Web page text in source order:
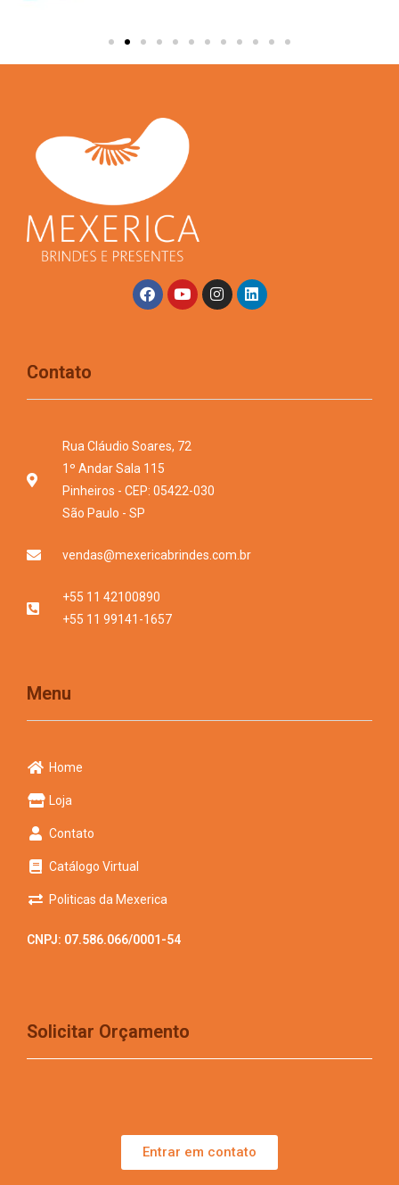
Contato
Rua Cláudio Soares, 72
1º Andar Sala 115
Pinheiros - CEP: 05422-030
São Paulo - SP
vendas@mexericabrindes.com.br
+55 11 42100890
+55 11 99141-1657
Menu
Home
Loja
Contato
Catálogo Virtual
Politicas da Mexerica
CNPJ: 07.586.066/0001-54
Solicitar Orçamento
Entrar em contato